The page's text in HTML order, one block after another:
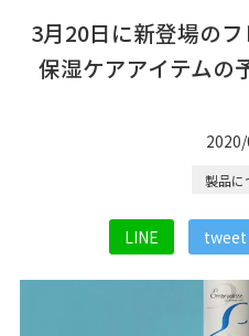
3月20日に新登場の
保湿ケアアイテムの
製品に
LINE tweet